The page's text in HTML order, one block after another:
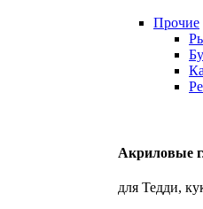
Прочие
Акриловые
для Тедди,